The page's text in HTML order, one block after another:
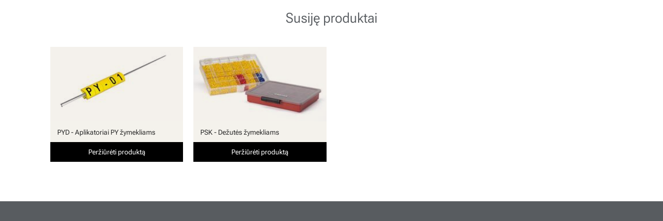
Susiję produktai
PYD - Aplikatoriai PY žymekliams
Peržiūrėti produktą
PSK - Dežutės žymekliams
Peržiūrėti produktą